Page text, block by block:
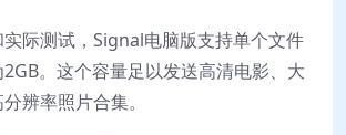
际测试，Signal电脑版支持单个文件
。这个容量足以发送高清电影、大
辨率照片合集。